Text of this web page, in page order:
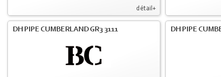
détail+
DH PIPE CUMBERLAND GR3 3111 DH PIPE